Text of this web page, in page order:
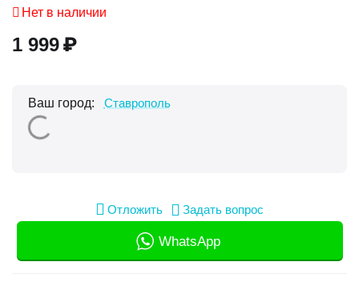
Нет в наличии
1 999₽
Ваш город: Ставрополь
Отложить Задать вопрос
WhatsApp